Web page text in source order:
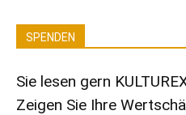
SPENDEN
Sie lesen gern
Zeigen Sie Ihre